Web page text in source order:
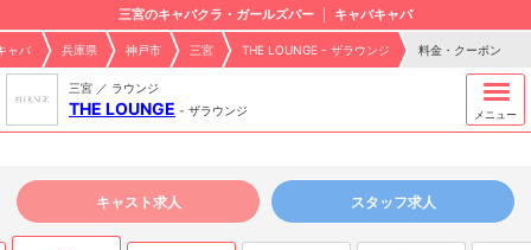
三宮のキャバクラ・ガールズバー キャバキャバ
ャバ 兵庫県 神戸市 三宮 THE LOUNGE - ザラウンジ 料金・クーポン
三宮 ／ ラウンジ
THE LOUNGE - ザラウンジ メニュー
キャスト求人 スタッフ求人